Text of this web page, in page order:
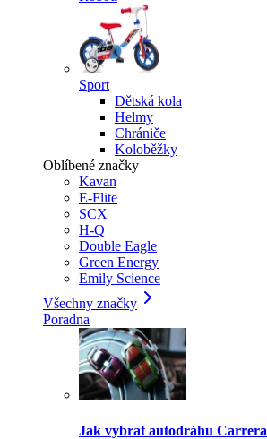
Sport
Dětská kola
Helmy
Chrániče
Koloběžky
Oblíbené značky
Kavan
E-Flite
SCX
H-Q
Double Eagle
Green Energy
Emily Science
Všechny značky
Poradna
Jak vybrat autodráhu Carrera